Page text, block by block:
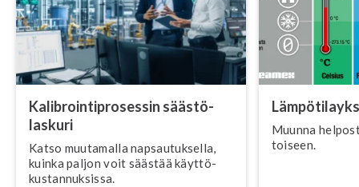
Ka­libroin­tipro­ses­sin sääs­tö­
las­ku­ri
Katso muutamalla nap­sau­tuk­sel­la,
kuinka paljon voit säästää käyt­tö­
kus­tan­nuk­sis­sa.
Muunna
toiseen.